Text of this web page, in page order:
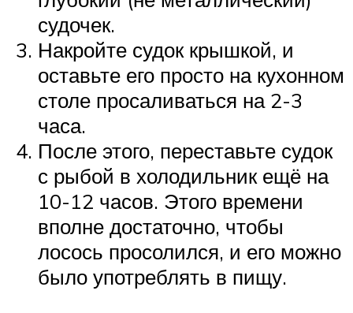
судочек.
Накройте судок крышкой, и
оставьте его просто на кухонном
столе просаливаться на 2-3
часа.
После этого, переставьте судок
с рыбой в холодильник ещё на
10-12 часов. Этого времени
вполне достаточно, чтобы
лосось просолился, и его можно
было употреблять в пищу.